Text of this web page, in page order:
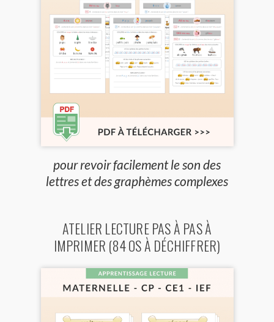
pour revoir facilement le son des
lettres et des graphèmes complexes
ATELIER LECTURE PAS À PAS À
IMPRIMER (84 OS À DÉCHIFFRER)